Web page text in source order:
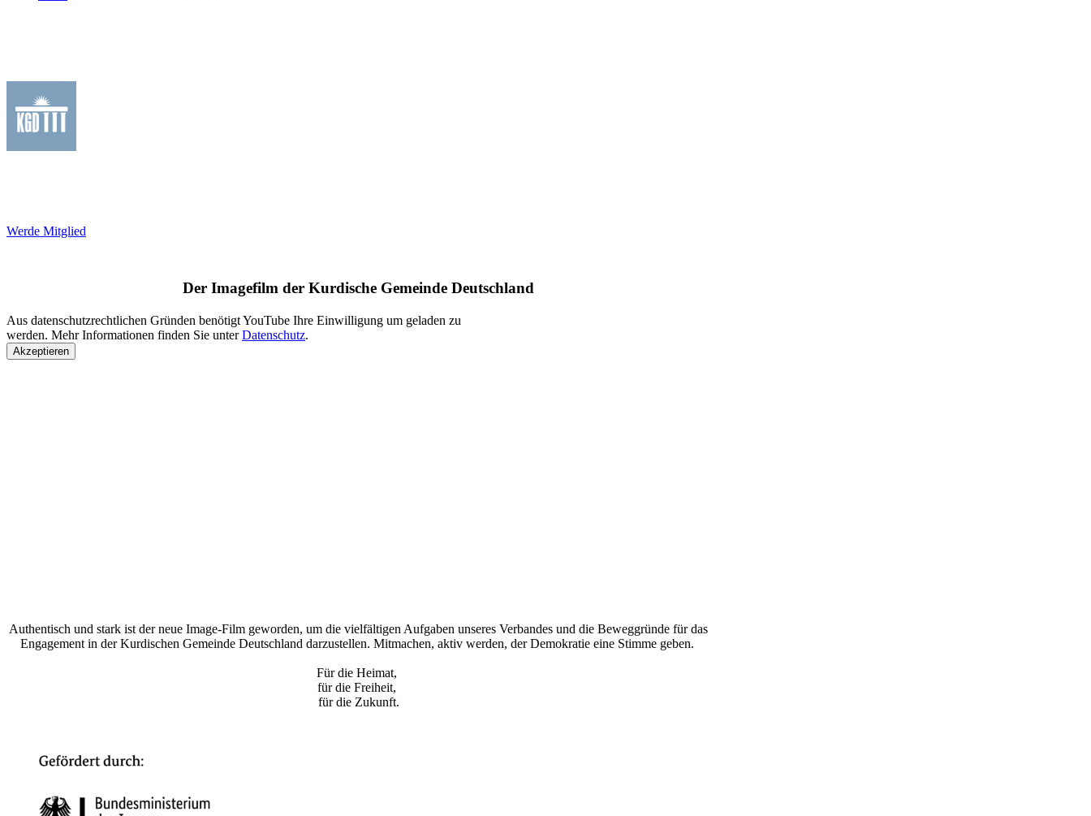
Werde Mitglied
Der Imagefilm der Kurdische Gemeinde Deutschland
Aus datenschutzrechtlichen Gründen benötigt YouTube Ihre Einwilligung um geladen zu
werden. Mehr Informationen finden Sie unterDatenschutz.
Akzeptieren
Authentisch und stark ist der neue Image-Film geworden, um die vielfältigen Aufgaben unseres Verbandes und die Beweggründe für das
Engagement in der Kurdischen Gemeinde Deutschland darzustellen. Mitmachen, aktiv werden, der Demokratie eine Stimme geben.
Für die Heimat,
für die Freiheit,
für die Zukunft.